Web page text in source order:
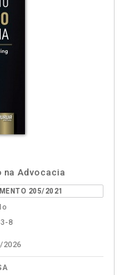
na Advocacia
205/2021
8
2026